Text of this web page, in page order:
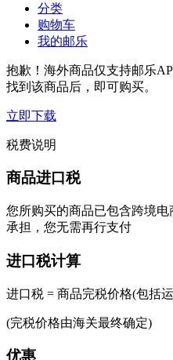
分类
购物车
我的邮乐
抱歉！海外商品仅支持邮乐
找到该商品后，即可购买。
立即下载
税费说明
商品进口税
您所购买的商品已包含跨境
承担，您无需再行支付
进口税计算
进口税 = 商品完税价格(包括
(完税价格由海关最终确定)
优惠